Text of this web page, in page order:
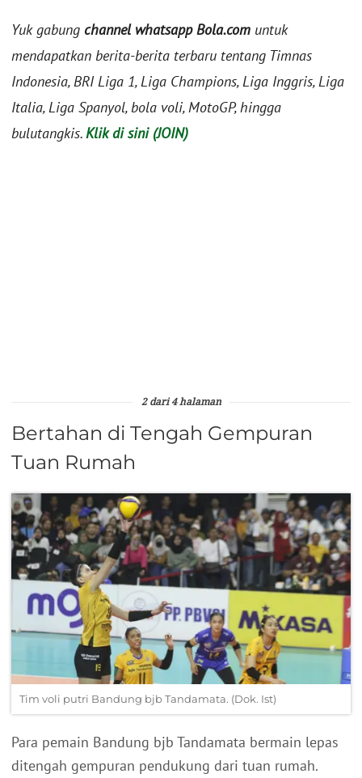
Yuk gabung channel whatsapp Bola.com untuk
mendapatkan berita-berita terbaru tentang Timnas
Indonesia, BRI Liga 1, Liga Champions, Liga Inggris, Liga
Italia, Liga Spanyol, bola voli, MotoGP, hingga
bulutangkis.Klik di sini (JOIN)
2 dari 4 halaman
Bertahan di Tengah Gempuran
Tuan Rumah
Tim voli putri Bandung bjb Tandamata. (Dok. Ist)
Para pemain Bandung bjb Tandamata bermain lepas
ditengah gempuran pendukung dari tuan rumah.